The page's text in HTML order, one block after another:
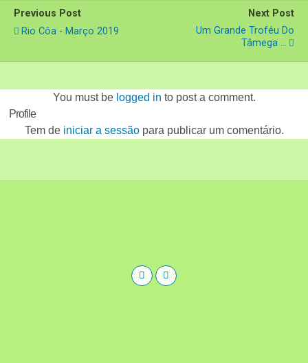
Previous Post
Rio Côa - Março 2019
Next Post
Um Grande Troféu Do
Tâmega ...
You must be logged in to post a comment.
Profile
Tem de iniciar a sessãopara publicar um comentário.